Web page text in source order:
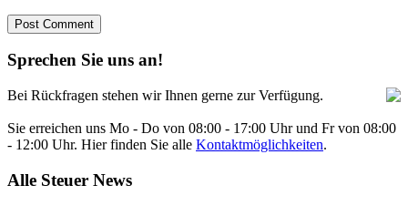
Sprechen Sie uns an!
Bei Rückfragen stehen wir Ihnen gerne zur Verfügung.
Sie erreichen uns Mo - Do von 08:00 - 17:00 Uhr und Fr von 08:00
- 12:00 Uhr. Hier finden Sie alle Kontaktmöglichkeiten.
Alle Steuer News